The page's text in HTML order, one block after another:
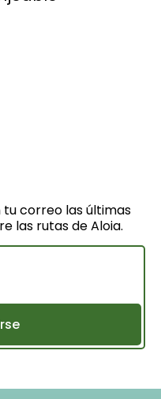
correo las últimas
las rutas de Aloia.